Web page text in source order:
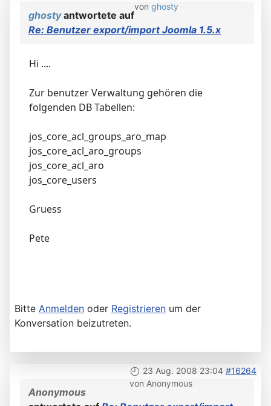
von ghosty
ghostyantwortete auf
Re: Benutzer export/import Joomla 1.5.x
Hi ....
Zur benutzer Verwaltung gehören die
folgenden DB Tabellen:
jos_core_acl_groups_aro_map
jos_core_acl_aro_groups
jos_core_acl_aro
jos_core_users
Gruess
Pete
Bitte Anmelden oder Registrieren um der
Konversation beizutreten.
23 Aug. 2008 23:04 #16264
von Anonymous
Anonymous